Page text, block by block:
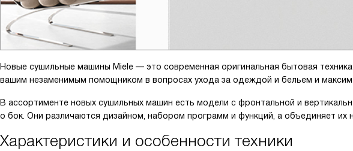
Новые сушильные машины Miele — это современная оригинальная бытовая
вашим незаменимым помощником в вопросах ухода за одеждой и бельем и
В ассортименте новых сушильных машин есть модели с фронтальной и
о бок. Они различаются дизайном, набором программ и функций, а объединяет их
Характеристики и особенности техники